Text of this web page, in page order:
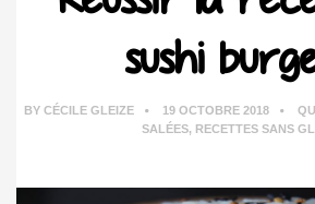
sushi
BY CÉCILE GLEIZE 19 OCTOBRE 2018
SALÉES, RECETTES SANS